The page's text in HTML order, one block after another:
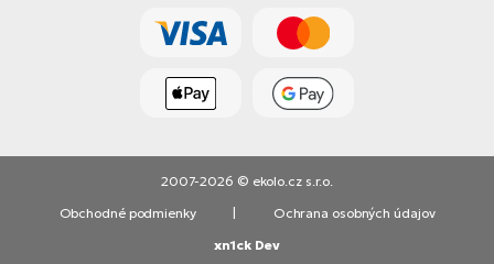
2007-2026 © ekolo.cz s.r.o.
Obchodné podmienky
Ochrana osobných údajov
xn1ck Dev